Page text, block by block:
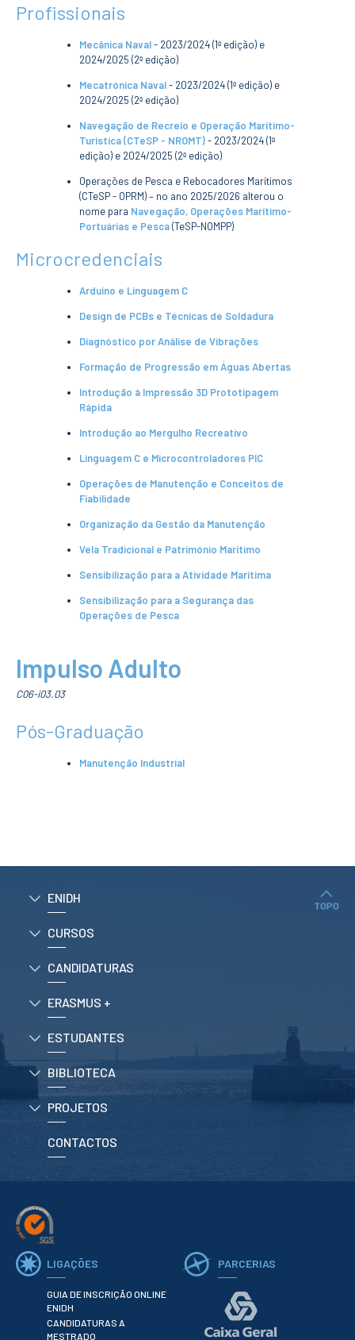
Desporto Escolar
Apoio ao
Estudante
Projetos
Testemunhos
BIBLIOTECA
Informação geral
Utilizadores
Gestão de
Recursos
Catálogo ENIDH
Revistas
Técnicas
Outros Recursos
Reclamações
Centros da ENIDH
Desenvolvimento
Projetos I&D
Financiamento
Pedagógicos
Profissionais
Mecânica Naval- 2023/2024 (1ª edição) e
2024/2025 (2ª edição)
Mecatrónica Naval- 2023/2024 (1ª edição) e
2024/2025 (2ª edição)
Navegação de Recreio e Operação Marítimo-
Turística (CTeSP - NROMT)- 2023/2024 (1ª
edição) e 2024/2025 (2ª edição)
Operações de Pesca e Rebocadores Marítimos
(CTeSP - OPRM) – no ano 2025/2026 alterou o
nome para Navegação, Operações Marítimo-
Portuárias e Pesca(TeSP-NOMPP)
Microcredenciais
Arduino e Linguagem C
Design de PCBs e Técnicas de Soldadura
Diagnóstico por Análise de Vibrações
Formação de Progressão em Águas Abertas
Introdução à Impressão 3D Prototipagem
Rápida
Introdução ao Mergulho Recreativo
Linguagem C e Microcontroladores PIC
Operações de Manutenção e Conceitos de
Fiabilidade
Organização da Gestão da Manutenção
Vela Tradicional e Património Marítimo
Sensibilização para a Atividade Marítima
Sensibilização para a Segurança das
Operações de Pesca
Impulso Adulto
C06-i03.03
Pós-Graduação
Manutenção Industrial
ENIDH
CURSOS
CANDIDATURAS
ERASMUS +
ESTUDANTES
BIBLIOTECA
PROJETOS
CONTACTOS
TOPO
LIGAÇÕES
GUIA DE INSCRIÇÃO ONLINE
ENIDH
CANDIDATURAS A
MESTRADO
PARCERIAS